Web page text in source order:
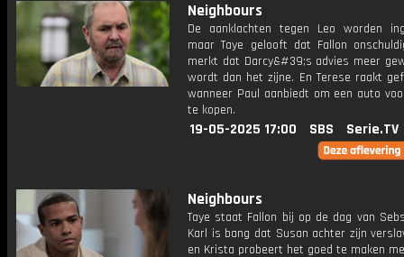
Neighbours
De aanklachten tegen Leo worden
maar Taye gelooft dat Fallon
merkt dat Darcy&#39;s advies meer
wordt dan het zijne. En Terese raakt
wanneer Paul aanbiedt om een auto
te kopen.
19-05-2025 17:00 SBS Serie.TV
Neighbours
Taye staat Fallon bij op de dag van
Karl is bang dat Susan achter zijn
en Krista probeert het goed te maken